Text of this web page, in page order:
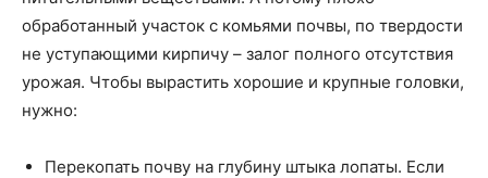
обработанный участок с комьями почвы, по твердости
не уступающими кирпичу – залог полного отсутствия
урожая. Чтобы вырастить хорошие и крупные головки,
нужно:
Перекопать почву на глубину штыка лопаты. Если